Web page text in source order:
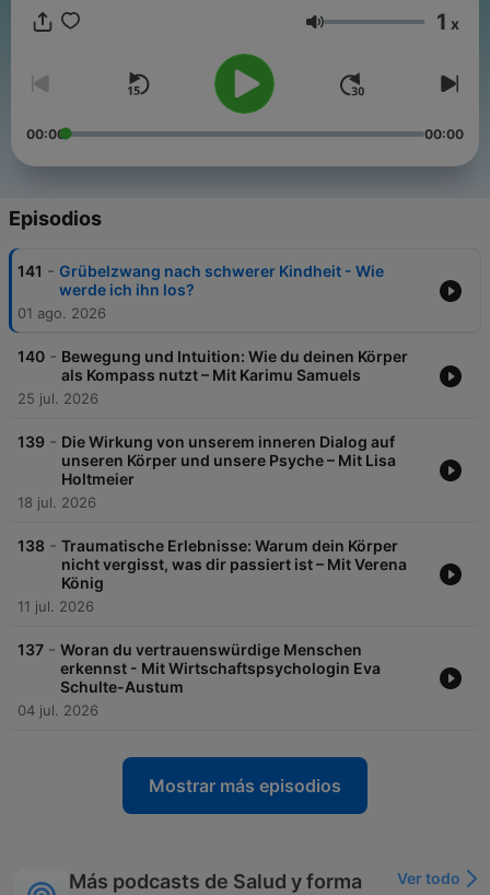
psychologische Erkenntnisse zugänglich macht – Schritt für
überall, wo es Podcasts gibt. Folgt mir gern auf Instagram:
@lukas.klaschinski Hier erfährst du mehr von unseren
Werbepartnern: https://linktr.ee/jakobsweg_podcast +++
Vermarktungsanfragen: vermarktung@acast.com
Volumen 1 x
00:00 00:00
Episodios
141 - Grübelzwang nach schwerer Kindheit - Wie
werde ich ihn los?
01 ago. 2026
140 - Bewegung und Intuition: Wie du deinen Körper
als Kompass nutzt – Mit Karimu Samuels
25 jul. 2026
139 - Die Wirkung von unserem inneren Dialog auf
unseren Körper und unsere Psyche – Mit Lisa
Holtmeier
18 jul. 2026
138 - Traumatische Erlebnisse: Warum dein Körper
nicht vergisst, was dir passiert ist – Mit Verena
König
11 jul. 2026
137 - Woran du vertrauenswürdige Menschen
erkennst - Mit Wirtschaftspsychologin Eva
Schulte-Austum
04 jul. 2026
Mostrar más episodios
Más podcasts de Salud y forma
Ver todo